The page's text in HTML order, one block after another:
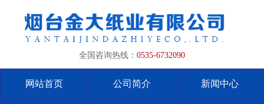
全国咨询热线： 0535-6732090
网站首页 公司简介 新闻中心